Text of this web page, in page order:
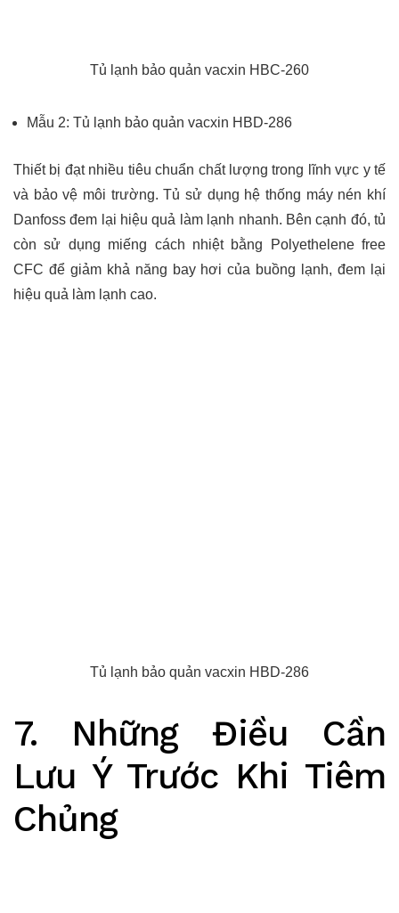
Tủ lạnh bảo quản vacxin HBC-260
Mẫu 2: Tủ lạnh bảo quản vacxin HBD-286
Thiết bị đạt nhiều tiêu chuẩn chất lượng trong lĩnh vực y tế
và bảo vệ môi trường. Tủ sử dụng hệ thống máy nén khí
Danfoss đem lại hiệu quả làm lạnh nhanh. Bên cạnh đó, tủ
còn sử dụng miếng cách nhiệt bằng Polyethelene free
CFC để giảm khả năng bay hơi của buồng lạnh, đem lại
hiệu quả làm lạnh cao.
Tủ lạnh bảo quản vacxin HBD-286
7. Những Điều Cần
Lưu Ý Trước Khi Tiêm
Chủng